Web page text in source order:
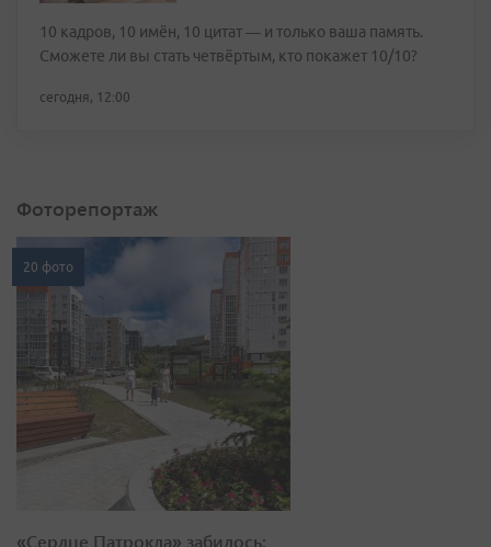
10 кадров, 10 имён, 10 цитат — и только ваша память.
Сможете ли вы стать четвёртым, кто покажет 10/10?
сегодня, 12:00
Фоторепортаж
20 фото
«Сердце Патрокла» забилось: